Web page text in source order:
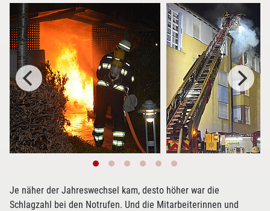
Je näher der Jahreswechsel kam, desto höher war die
Schlagzahl bei den Notrufen. Und die Mitarbeiterinnen und